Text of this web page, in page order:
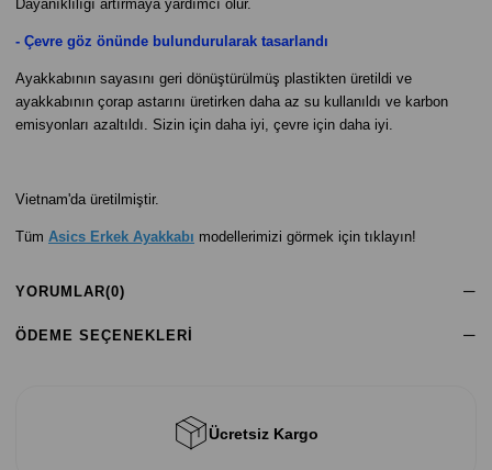
Dayanıklılığı artırmaya yardımcı olur.
- Çevre göz önünde bulundurularak tasarlandı
Ayakkabının sayasını geri dönüştürülmüş plastikten üretildi ve
ayakkabının çorap astarını üretirken daha az su kullanıldı ve karbon
emisyonları azaltıldı. Sizin için daha iyi, çevre için daha iyi.
Vietnam'da üretilmiştir.
Tüm Asics Erkek Ayakkabı modellerimizi görmek için tıklayın!
YORUMLAR(0)
ÖDEME SEÇENEKLERI
Ücretsiz Kargo